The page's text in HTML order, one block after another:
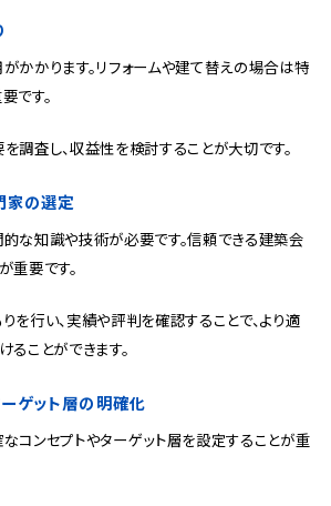
かかります。リフォームや建て替えの場合は特
です。
調査し、収益性を検討することが大切です。
家の選定
な知識や技術が必要です。信頼できる建築会
重要です。
を行い、実績や評判を確認することで、より適
ことができます。
ゲット層の明確化
コンセプトやターゲット層を設定することが重